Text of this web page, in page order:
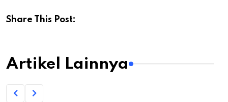
Share This Post:
Artikel Lainnya